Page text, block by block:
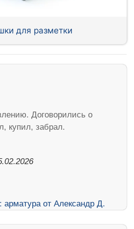
для разметки
Договорились о
купил, забрал.